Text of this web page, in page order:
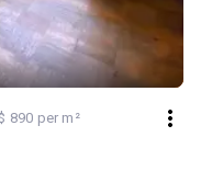
890 per m²